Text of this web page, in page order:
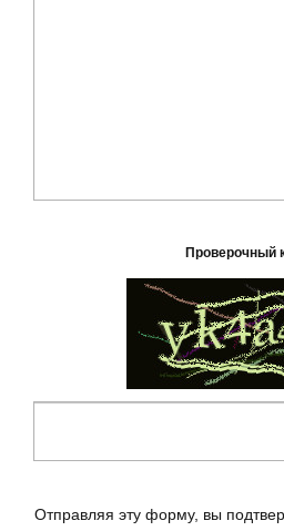
Проверочный
Отправляя эту форму, вы